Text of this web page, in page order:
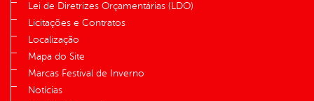
Lei de Diretrizes Orçamentárias (LDO)
Licitações e Contratos
Localização
Mapa do Site
Marcas Festival de Inverno
Notícias